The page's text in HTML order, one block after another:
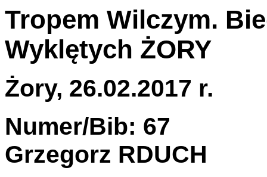
Tropem Wilczym.
Wyklętych ŻORY
Żory, 26.02.2017 r.
Numer/Bib: 67
Grzegorz RDUCH